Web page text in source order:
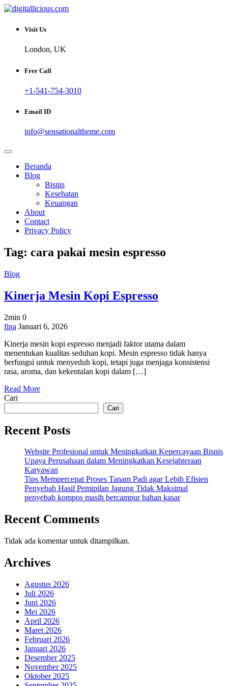
Skip
content
digitallicious.com
Sharing Digital Information
Visit Us
London, UK
Free Call
+1-541-754-3010
Email ID
info@sensationaltheme.com
Beranda
Blog
Bisnis
Kesehatan
Keuangan
About
Contact
Privacy Policy
Tag: cara pakai mesin espresso
Blog
Kinerja Mesin Kopi Espresso
2min 0
on
Mesin
Kopi
Espresso
fina Januari 6, 2026
Kinerja mesin kopi espresso menjadi faktor utama dalam
menentukan kualitas seduhan kopi. Mesin espresso tidak hanya
berfungsi untuk menyeduh kopi, tetapi juga menjaga konsistensi
rasa, aroma, dan kekentalan kopi dalam […]
Read More
Cari
Cari
Recent Posts
Website Profesional untuk Meningkatkan Kepercayaan Bisnis
Upaya Perusahaan dalam Meningkatkan Kesejahteraan
Karyawan
Tips Mempercepat Proses Tanam Padi agar Lebih Efisien
Penyebab Hasil Pemipilan Jagung Tidak Maksimal
penyebab kompos masih bercampur bahan kasar
Recent Comments
Tidak ada komentar untuk ditampilkan.
Archives
Agustus 2026
Juli 2026
Juni 2026
Mei 2026
April 2026
Maret 2026
Februari 2026
Januari 2026
Desember 2025
November 2025
Oktober 2025